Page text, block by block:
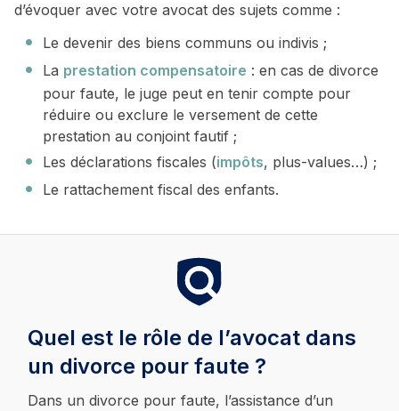
d’évoquer avec votre avocat des sujets comme :
Le devenir des biens communs ou indivis ;
La prestation compensatoire : en cas de divorce
pour faute, le juge peut en tenir compte pour
réduire ou exclure le versement de cette
prestation au conjoint fautif ;
Les déclarations fiscales (impôts, plus-values…) ;
Le rattachement fiscal des enfants.
Quel est le rôle de l’avocat dans
un divorce pour faute ?
Dans un divorce pour faute, l’assistance d’un